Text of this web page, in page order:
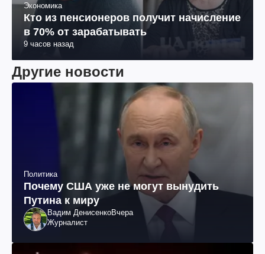
Экономика
Кто из пенсионеров получит начисление
в 70% от зарабатывать
9 часов назад
Другие новости
Политика
Почему США уже не могут вынудить
Путина к миру
Вадим ДенисенкоВчера
Журналист